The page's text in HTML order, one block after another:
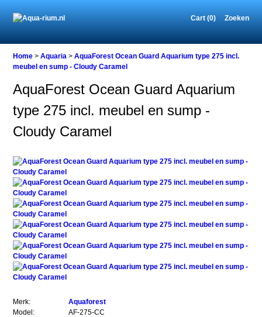
Cart (0) Zoeken
Home
Aquaria
AquaForest
Ocean
Guard
Aquarium
275
incl.
meubel
en
sump
-
Cloudy
Caramel
Home >Aquaria >AquaForest Ocean Guard Aquarium type 275 incl.
meubel en sump - Cloudy Caramel
AquaForest Ocean Guard Aquarium
type 275 incl. meubel en sump -
Cloudy Caramel
Merk:
Aquaforest
Model:
AF-275-CC